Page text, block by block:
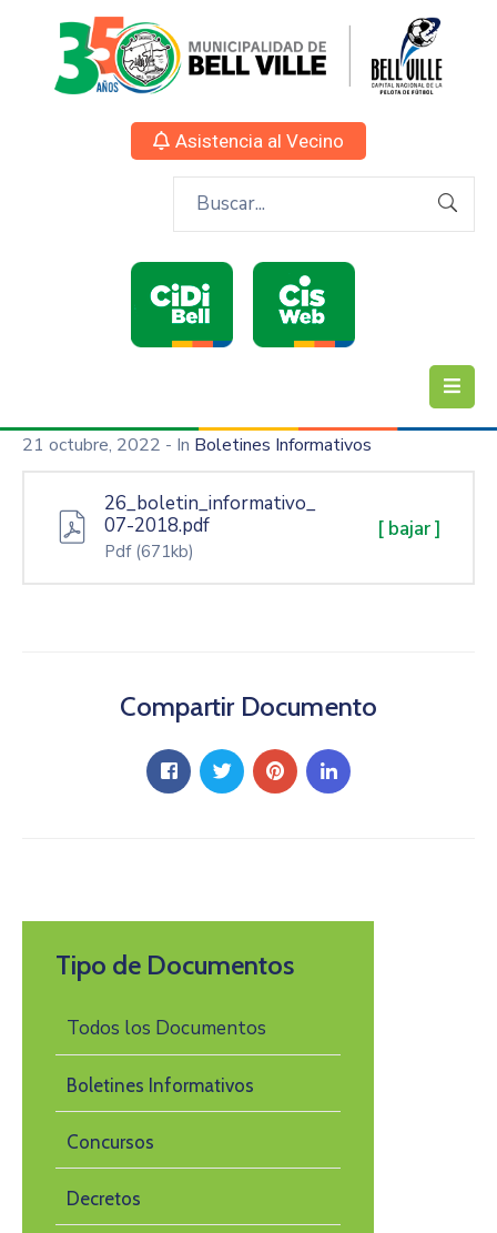
Asistencia al Vecino
Tipo de Documentos
Todos los Documentos
Boletines Informativos
Concursos
Decretos
21 octubre, 2022 - In Boletines Informativos
26_boletin_informativo_
07-2018.pdf
Pdf (671kb)
[ bajar ]
Compartir Documento